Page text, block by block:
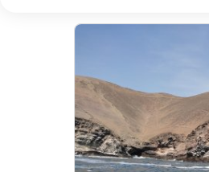
コンテンツをパーソナライズする
パーソナライズコンテンツの選択
広告のパフォーマンスを測定する